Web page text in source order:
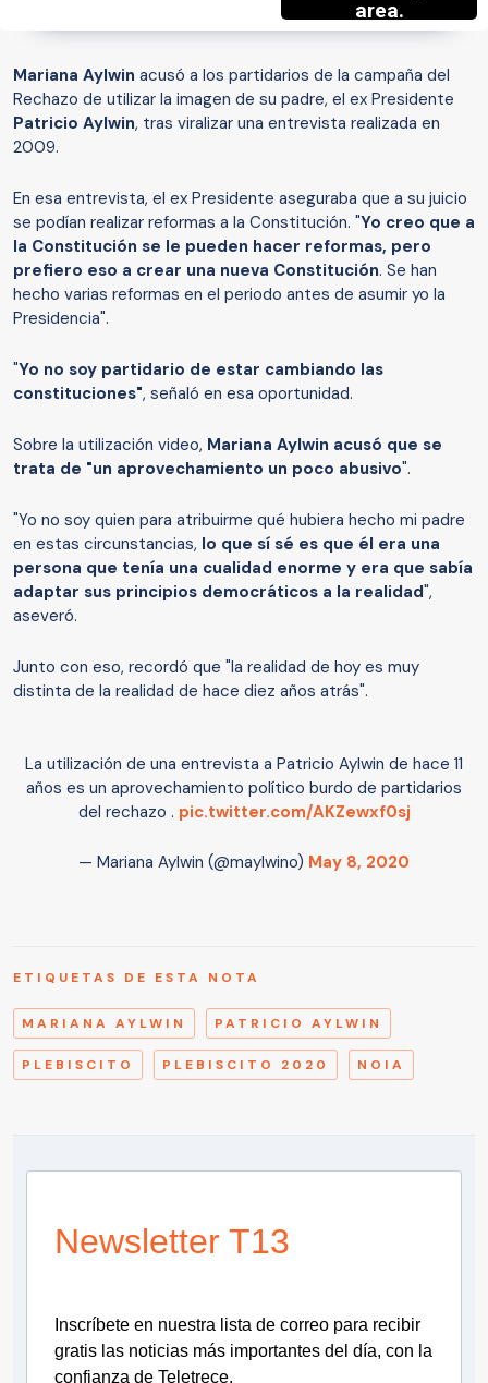
Mariana Aylwin acusó a los partidarios de la campaña del
Rechazo de utilizar la imagen de su padre, el ex Presidente
Patricio Aylwin, tras viralizar una entrevista realizada en
2009.
En esa entrevista, el ex Presidente aseguraba que a su juicio
se podían realizar reformas a la Constitución. "Yo creo que a
la Constitución se le pueden hacer reformas, pero
prefiero eso a crear una nueva Constitución. Se han
hecho varias reformas en el periodo antes de asumir yo la
Presidencia".
"Yo no soy partidario de estar cambiando las
constituciones", señaló en esa oportunidad.
Sobre la utilización video, Mariana Aylwin acusó que se
trata de "un aprovechamiento un poco abusivo".
"Yo no soy quien para atribuirme qué hubiera hecho mi padre
en estas circunstancias, lo que sí sé es que él era una
persona que tenía una cualidad enorme y era que sabía
adaptar sus principios democráticos a la realidad",
aseveró.
Junto con eso, recordó que "la realidad de hoy es muy
distinta de la realidad de hace diez años atrás".
La utilización de una entrevista a Patricio Aylwin de hace 11
años es un aprovechamiento político burdo de partidarios
del rechazo . pic.twitter.com/AKZewxf0sj
— Mariana Aylwin (@maylwino) May 8, 2020
ETIQUETAS DE ESTA NOTA
MARIANA AYLWIN PATRICIO AYLWIN
PLEBISCITO PLEBISCITO 2020 NOIA
Newsletter T13
Inscríbete en nuestra lista de correo para recibir
gratis las noticias más importantes del día, con la
confianza de Teletrece.